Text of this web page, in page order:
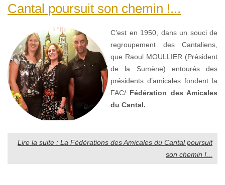
Cantal poursuit son chemin !...
C’est en 1950, dans un souci de
regroupement des Cantaliens,
que Raoul MOULLIER (Président
de la Sumène) entourés des
présidents d’amicales fondent la
FAC/ Fédération des Amicales
du Cantal.
Lire la suite : La Fédérations des Amicales du Cantal poursuit
son chemin !...